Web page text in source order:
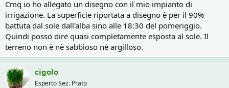
Cmq io ho allegato un disegno con il mio impianto di
irrigazione. La superficie riportata a disegno è per il 90%
battuta dal sole dall'alba sino alle 18:30 del pomeriggio.
Quindi posso dire quasi completamente esposta al sole. Il
terreno non è nè sabbioso nè argilloso.
cigolo
Esperto Sez. Prato